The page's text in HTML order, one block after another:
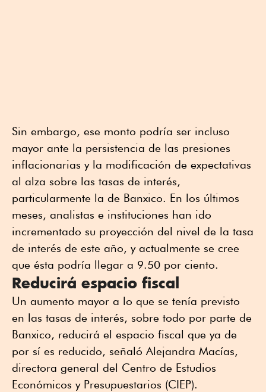
Sin embargo, ese monto podría ser incluso
mayor ante la persistencia de las presiones
inflacionarias y la modificación de expectativas
al alza sobre las tasas de interés,
particularmente la de Banxico. En los últimos
meses, analistas e instituciones han ido
incrementado su proyección del nivel de la tasa
de interés de este año, y actualmente se cree
que ésta podría llegar a 9.50 por ciento.
Reducirá espacio fiscal
Un aumento mayor a lo que se tenía previsto
en las tasas de interés, sobre todo por parte de
Banxico, reducirá el espacio fiscal que ya de
por sí es reducido, señaló Alejandra Macías,
directora general del Centro de Estudios
Económicos y Presupuestarios (CIEP).